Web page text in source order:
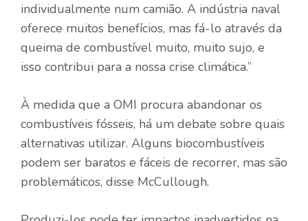
individualmente num camião. A indústria naval
oferece muitos benefícios, mas fá-lo através da
queima de combustível muito, muito sujo, e
isso contribui para a nossa crise climática.”
À medida que a OMI procura abandonar os
combustíveis fósseis, há um debate sobre quais
alternativas utilizar. Alguns biocombustíveis
podem ser baratos e fáceis de recorrer, mas são
problemáticos, disse McCullough.